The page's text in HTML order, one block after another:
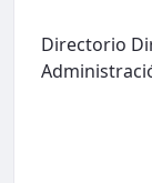
Directorio